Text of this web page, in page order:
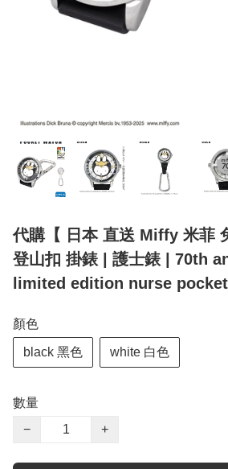
代購【 日本 直送 Miffy 米菲
登山扣 掛錶 | 護士錶 | 70th
limited edition nurse pocket
顏色
black 黑色 white 白色
數量
−
+